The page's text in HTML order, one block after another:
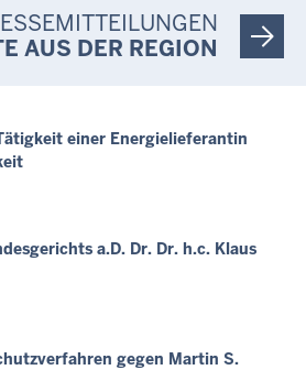
AUS DER REGION
einer Energielieferantin
a.D. Dr. Dr. h.c. Klaus
gegen Martin S.